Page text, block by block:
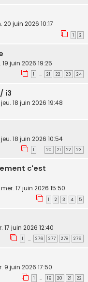
20 juin 2026 10:17
1 2
19 juin 2026 19:25
1 … 21 22 23 24
i3
jeu. 18 juin 2026 19:48
jeu. 18 juin 2026 10:54
1 … 20 21 22 23
c'est
mer. 17 juin 2026 15:50
1 2 3 4 5
17 juin 2026 12:40
1 … 276 277 278 279
9 juin 2026 17:50
1 … 19 20 21 22